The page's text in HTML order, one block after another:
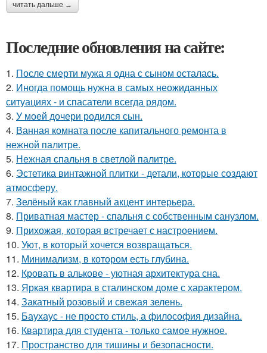
читать дальше →
Последние обновления на сайте:
1. После смерти мужа я одна с сыном осталась.
2. Иногда помощь нужна в самых неожиданных
ситуациях - и спасатели всегда рядом.
3. У моей дочери родился сын.
4. Ванная комната после капитального ремонта в
нежной палитре.
5. Нежная спальня в светлой палитре.
6. Эстетика винтажной плитки - детали, которые создают
атмосферу.
7. Зелёный как главный акцент интерьера.
8. Приватная мастер - спальня с собственным санузлом.
9. Прихожая, которая встречает с настроением.
10. Уют, в который хочется возвращаться.
11. Минимализм, в котором есть глубина.
12. Кровать в алькове - уютная архитектура сна.
13. Яркая квартира в сталинском доме с характером.
14. Закатный розовый и свежая зелень.
15. Баухаус - не просто стиль, а философия дизайна.
16. Квартира для студента - только самое нужное.
17. Пространство для тишины и безопасности.